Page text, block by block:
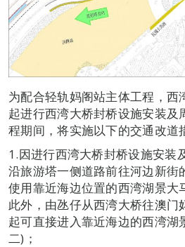
为配合轻轨妈阁站主体工程，西
起进行西湾大桥封桥设施安装及
程期间，将实施以下的交通改道
1.因进行西湾大桥封桥设施安装
沿旅游塔一侧道路前往河边新街
使用靠近海边位置的西湾湖景大
此外，由氹仔从西湾大桥往澳门
起可直接进入靠近海边的西湾湖
二)；